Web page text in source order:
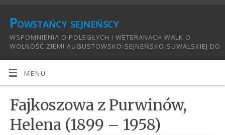
Powstańcy sejneńscy
WSPOMNIENIA O POLEGŁYCH I WETERANACH WALK O
WOLNOŚĆ ZIEMI AUGUSTOWSKO-SEJNEŃSKO-SUWALSKIEJ DO
MENU
Fajkoszowa z Purwinów,
Helena (1899 – 1958)